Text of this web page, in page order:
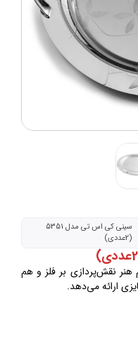
سینی کی اس تی مدل 5351
(2عددی)
کی اس تی مدل 5351، هم هنر نقش‌پردازی بر فلز و هم
ارائه می‌دهد.